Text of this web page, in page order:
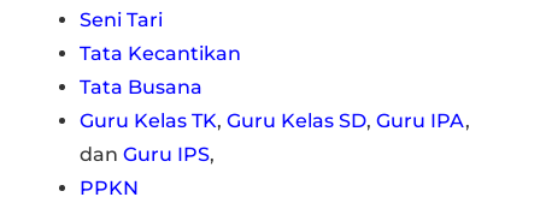
Seni Tari
Tata Kecantikan
Tata Busana
Guru Kelas TK,Guru Kelas SD,Guru IPA,
danGuru IPS,
PPKN